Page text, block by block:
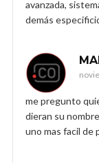
avanzada,
demás
me pregunto
dieran su
uno mas facil de